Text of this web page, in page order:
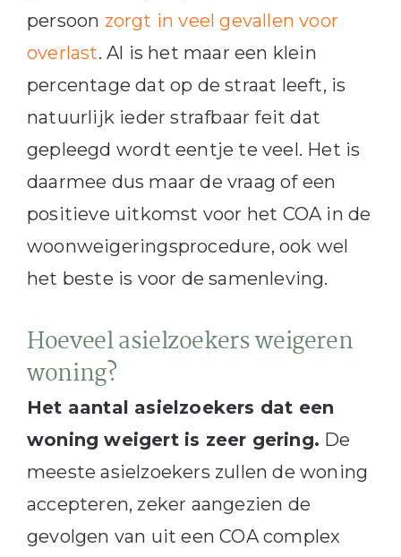
persoon zorgt in veel gevallen voor
overlast. Al is het maar een klein
percentage dat op de straat leeft, is
natuurlijk ieder strafbaar feit dat
gepleegd wordt eentje te veel. Het is
daarmee dus maar de vraag of een
positieve uitkomst voor het COA in de
woonweigeringsprocedure, ook wel
het beste is voor de samenleving.
Hoeveel asielzoekers weigeren
woning?
Het aantal asielzoekers dat een
woning weigert is zeer gering. De
meeste asielzoekers zullen de woning
accepteren, zeker aangezien de
gevolgen van uit een COA complex